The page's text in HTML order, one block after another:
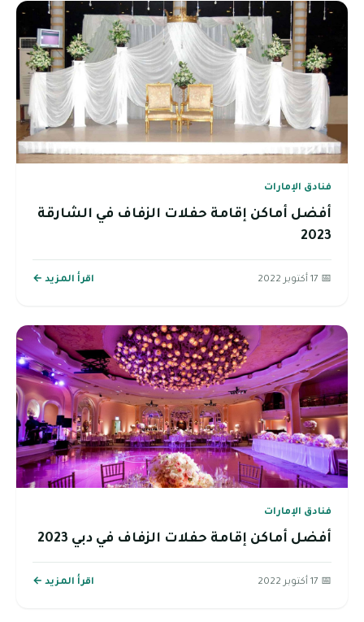
فنادق الإمارات
أفضل أماكن إقامة حفلات الزفاف في الشارقة
2023
📅 17 أكتوبر 2022 اقرأ المزيد ←
فنادق الإمارات
أفضل أماكن إقامة حفلات الزفاف في دبي 2023
📅 17 أكتوبر 2022 اقرأ المزيد ←